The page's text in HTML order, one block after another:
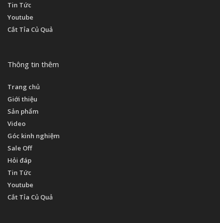
Tin Tức
Youtube
Cắt Tỉa Củ Quả
Thông tin thêm
Trang chủ
Giới thiệu
Sản phẩm
Video
Góc kinh nghiệm
Sale Off
Hỏi đáp
Tin Tức
Youtube
Cắt Tỉa Củ Quả